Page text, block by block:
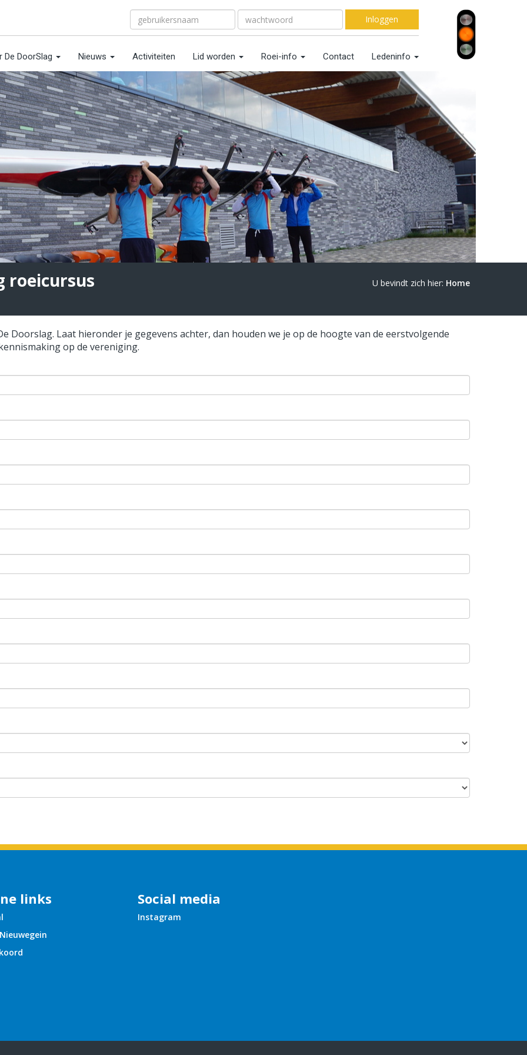
Inloggen
De DoorSlag Nieuws Activiteiten Lid worden Roei-info Contact Ledeninfo
roeicursus U bevindt zich hier: Home
Doorslag. Laat hieronder je gegevens achter, dan houden we je op de hoogte van de eerstvolgende
op de vereniging.
links Social media
Instagram